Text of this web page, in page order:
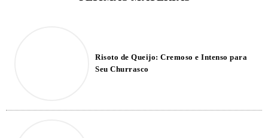
Risoto de Queijo: Cremoso e Intenso para
Seu Churrasco